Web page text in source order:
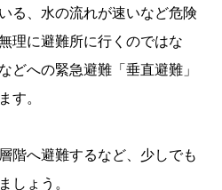
る、水の流れが速いなど危険
理に避難所に行くのではな
どへの緊急避難「垂直避難」
す。
階へ避難するなど、少しでも
しょう。